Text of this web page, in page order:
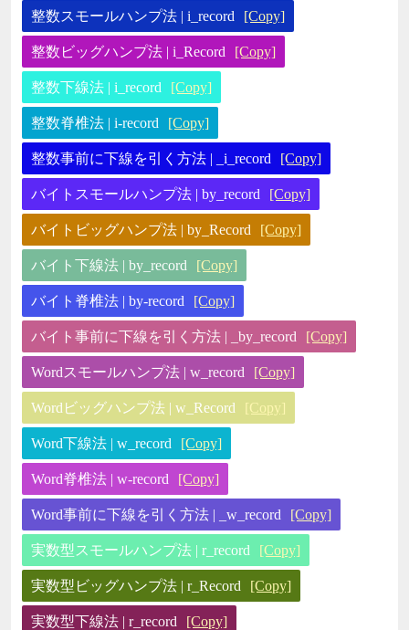
整数スモールハンプ法 | i_record [Copy]
整数ビッグハンプ法 | i_Record [Copy]
整数下線法 | i_record [Copy]
整数脊椎法 | i-record [Copy]
整数事前に下線を引く方法 | _i_record [Copy]
バイトスモールハンプ法 | by_record [Copy]
バイトビッグハンプ法 | by_Record [Copy]
バイト下線法 | by_record [Copy]
バイト脊椎法 | by-record [Copy]
バイト事前に下線を引く方法 | _by_record [Copy]
Wordスモールハンプ法 | w_record [Copy]
Wordビッグハンプ法 | w_Record [Copy]
Word下線法 | w_record [Copy]
Word脊椎法 | w-record [Copy]
Word事前に下線を引く方法 | _w_record [Copy]
実数型スモールハンプ法 | r_record [Copy]
実数型ビッグハンプ法 | r_Record [Copy]
実数型下線法 | r_record [Copy]